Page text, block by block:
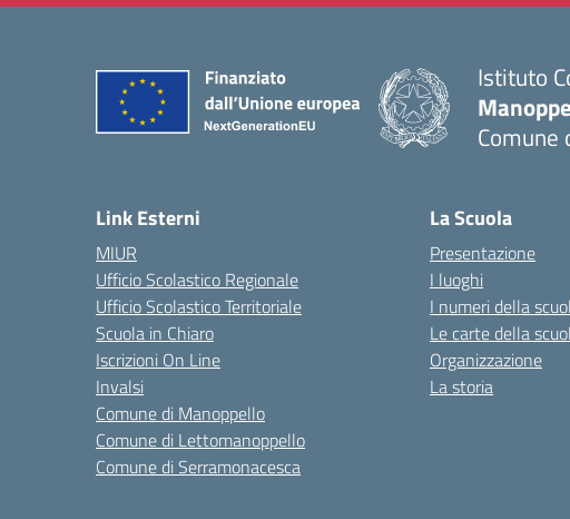
Istituto
Comune
Link Esterni
MIUR
Ufficio Scolastico Regionale
Ufficio Scolastico Territoriale
Scuola in Chiaro
Iscrizioni On Line
Invalsi
Comune di Manoppello
Comune di Lettomanoppello
Comune di Serramonacesca
La Scuola
Presentazione
I luoghi
I numeri della
Le carte della
Organizzazione
La storia